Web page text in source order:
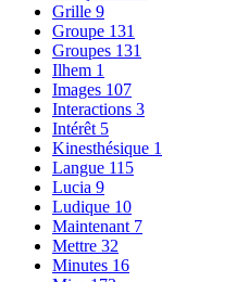
Grille 9
Groupe 131
Groupes 131
Ilhem 1
Images 107
Interactions 3
Intérêt 5
Kinesthésique 1
Langue 115
Lucia 9
Ludique 10
Maintenant 7
Mettre 32
Minutes 16